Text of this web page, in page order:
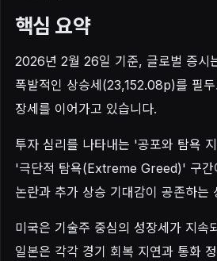
핵심 요약
2026년 2월 26일 기준, 글로벌 증시
폭발적인 상승세(23,152.08p)를 필
장세를 이어가고 있습니다.
투자 심리를 나타내는 '공포와 탐욕
'극단적 탐욕(Extreme Greed)' 구간
논란과 추가 상승 기대감이 공존하는
미국은 기술주 중심의 성장세가 지속
일본은 각각 경기 회복 지연과 통화